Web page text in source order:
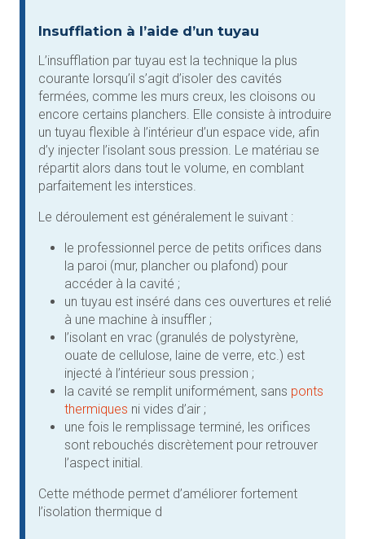
Insufflation à l’aide d’un tuyau
L’insufflation par tuyau est la technique la plus
courante lorsqu’il s’agit d’isoler des cavités
fermées, comme les murs creux, les cloisons ou
encore certains planchers. Elle consiste à introduire
un tuyau flexible à l’intérieur d’un espace vide, afin
d’y injecter l’isolant sous pression. Le matériau se
répartit alors dans tout le volume, en comblant
parfaitement les interstices.
Le déroulement est généralement le suivant :
le professionnel perce de petits orifices dans
la paroi (mur, plancher ou plafond) pour
accéder à la cavité ;
un tuyau est inséré dans ces ouvertures et relié
à une machine à insuffler ;
l’isolant en vrac (granulés de polystyrène,
ouate de cellulose, laine de verre, etc.) est
injecté à l’intérieur sous pression ;
la cavité se remplit uniformément, sans ponts
thermiques ni vides d’air ;
une fois le remplissage terminé, les orifices
sont rebouchés discrètement pour retrouver
l’aspect initial.
Cette méthode permet d’améliorer fortement
l’isolation thermique d